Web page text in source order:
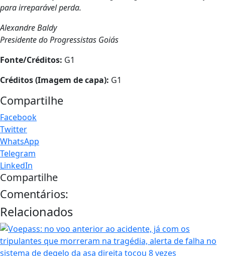
para irreparável perda.
Alexandre Baldy
Presidente do Progressistas Goiás
Fonte/Créditos: G1
Créditos (Imagem de capa): G1
Compartilhe
Facebook
Twitter
WhatsApp
Telegram
LinkedIn
Compartilhe
Comentários:
Relacionados